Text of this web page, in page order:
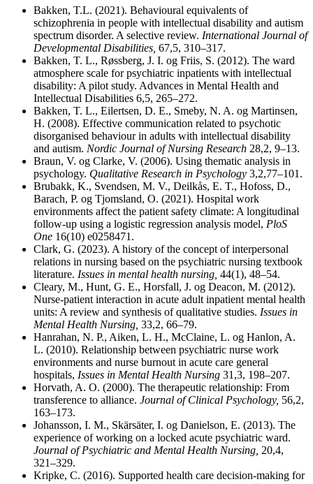
Bakken, T.L. (2021). Behavioural equivalents of
schizophrenia in people with intellectual disability and autism
spectrum disorder. A selective review. International Journal of
Developmental Disabilities, 67,5, 310–317.
Bakken, T. L., Røssberg, J. I. og Friis, S. (2012). The ward
atmosphere scale for psychiatric inpatients with intellectual
disability: A pilot study. Advances in Mental Health and
Intellectual Disabilities 6,5, 265–272.
Bakken, T. L., Eilertsen, D. E., Smeby, N. A. og Martinsen,
H. (2008). Effective communication related to psychotic
disorganised behaviour in adults with intellectual disability
and autism. Nordic Journal of Nursing Research 28,2, 9–13.
Braun, V. og Clarke, V. (2006). Using thematic analysis in
psychology. Qualitative Research in Psychology 3,2,77–101.
Brubakk, K., Svendsen, M. V., Deilkås, E. T., Hofoss, D.,
Barach, P. og Tjomsland, O. (2021). Hospital work
environments affect the patient safety climate: A longitudinal
follow-up using a logistic regression analysis model, PloS
One 16(10) e0258471.
Clark, G. (2023). A history of the concept of interpersonal
relations in nursing based on the psychiatric nursing textbook
literature. Issues in mental health nursing, 44(1), 48–54.
Cleary, M., Hunt, G. E., Horsfall, J. og Deacon, M. (2012).
Nurse-patient interaction in acute adult inpatient mental health
units: A review and synthesis of qualitative studies. Issues in
Mental Health Nursing, 33,2, 66–79.
Hanrahan, N. P., Aiken, L. H., McClaine, L. og Hanlon, A.
L. (2010). Relationship between psychiatric nurse work
environments and nurse burnout in acute care general
hospitals, Issues in Mental Health Nursing 31,3, 198–207.
Horvath, A. O. (2000). The therapeutic relationship: From
transference to alliance. Journal of Clinical Psychology, 56,2,
163–173.
Johansson, I. M., Skärsäter, I. og Danielson, E. (2013). The
experience of working on a locked acute psychiatric ward.
Journal of Psychiatric and Mental Health Nursing, 20,4,
321–329.
Kripke, C. (2016). Supported health care decision-making for